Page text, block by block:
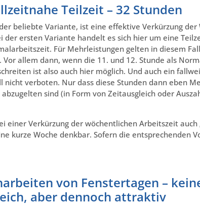
Teilzeit – 32 Stunden
beliebte Variante, ist eine effektive Verkürzung
der ersten Variante handelt es sich hier um eine
Für Mehrleistungen gelten in diesem
Vor allem dann, wenn die 11. und 12. Stunde als
ist also auch hier möglich. Und auch ein
nicht verboten. Nur dass diese Stunden dann eben
sind (in Form von Zeitausgleich oder
einer Verkürzung der wöchentlichen Arbeitszeit
kurze Woche denkbar. Sofern die entsprechenden
von Fenstertagen –
aber dennoch attraktiv